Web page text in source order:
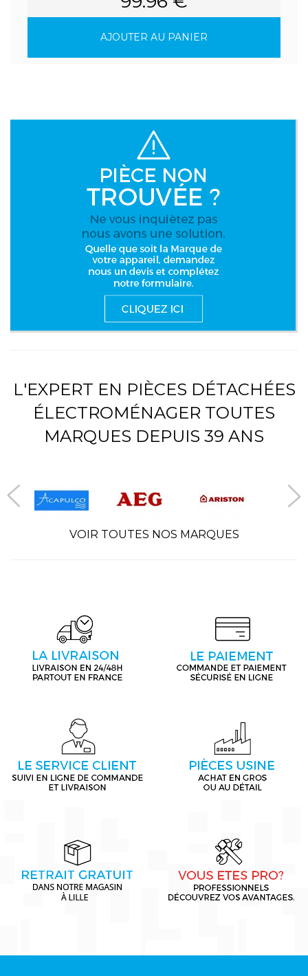
AJOUTER AU PANIER
L'EXPERT EN PIÈCES DÉTACHÉES
ÉLECTROMÉNAGER TOUTES
MARQUES DEPUIS 39 ANS
VOIR TOUTES NOS MARQUES